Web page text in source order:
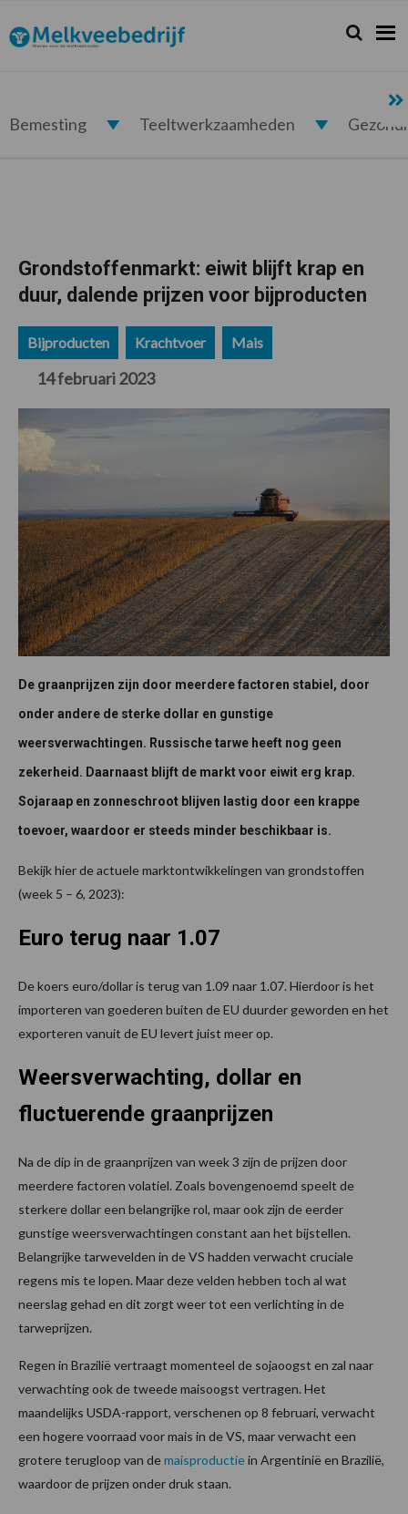
de
hoofdnavigatie
de
hoofd
de
eerste
de
voettekst
Melkveebedrijf.nl Zoeken...
Zoek
Bemesting Teeltwerkzaamheden
Grondstoffenmarkt: eiwit blijft krap en
duur, dalende prijzen voor bijproducten
Bijproducten Krachtvoer Mais
14 februari 2023
De graanprijzen zijn door meerdere factoren stabiel, door
onder andere de sterke dollar en gunstige
weersverwachtingen. Russische tarwe heeft nog geen
zekerheid. Daarnaast blijft de markt voor eiwit erg krap.
Sojaraap en zonneschroot blijven lastig door een krappe
toevoer, waardoor er steeds minder beschikbaar is.
Bekijk hier de actuele marktontwikkelingen van grondstoffen
(week 5 – 6, 2023):
Euro terug naar 1.07
De koers euro/dollar is terug van 1.09 naar 1.07. Hierdoor is het
importeren van goederen buiten de EU duurder geworden en het
exporteren vanuit de EU levert juist meer op.
Weersverwachting, dollar en
fluctuerende graanprijzen
Na de dip in de graanprijzen van week 3 zijn de prijzen door
meerdere factoren volatiel. Zoals bovengenoemd speelt de
sterkere dollar een belangrijke rol, maar ook zijn de eerder
gunstige weersverwachtingen constant aan het bijstellen.
Belangrijke tarwevelden in de VS hadden verwacht cruciale
regens mis te lopen. Maar deze velden hebben toch al wat
neerslag gehad en dit zorgt weer tot een verlichting in de
tarweprijzen.
Regen in Brazilië vertraagt momenteel de sojaoogst en zal naar
verwachting ook de tweede maisoogst vertragen. Het
maandelijks USDA-rapport, verschenen op 8 februari, verwacht
een hogere voorraad voor mais in de VS, maar verwacht een
grotere terugloop van demaisproductiein Argentinië en Brazilië,
waardoor de prijzen onder druk staan.